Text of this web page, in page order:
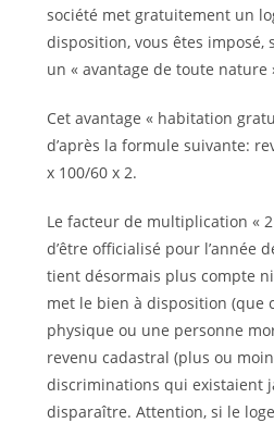
société met gratuitement un
disposition, vous êtes imposé,
un « avantage de toute nature
Cet avantage « habitation
d’après la formule suivante:
x 100/60 x 2.
Le facteur de multiplication «
d’être officialisé pour l’année
tient désormais plus compte
met le bien à disposition (que
physique ou une personne
revenu cadastral (plus ou
discriminations qui existaient
disparaître. Attention, si le